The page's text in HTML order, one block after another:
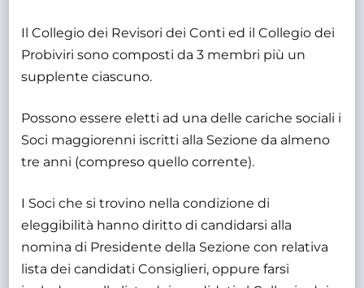
Il Collegio dei Revisori dei Conti ed il Collegio dei
Probiviri sono composti da 3 membri più un
supplente ciascuno.
Possono essere eletti ad una delle cariche sociali i
Soci maggiorenni iscritti alla Sezione da almeno
tre anni (compreso quello corrente).
I Soci che si trovino nella condizione di
eleggibilità hanno diritto di candidarsi alla
nomina di Presidente della Sezione con relativa
lista dei candidati Consiglieri, oppure farsi